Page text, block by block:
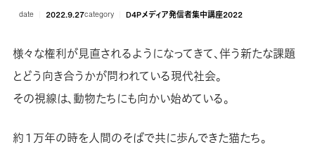
date 2022.9.27category D4Pメディア発信者集中講座2022
様々な権利が見直されるようになってきて、伴う新たな課題
とどう向き合うかが問われている現代社会。
その視線は、動物たちにも向かい始めている。
約１万年の時を人間のそばで共に歩んできた猫たち。